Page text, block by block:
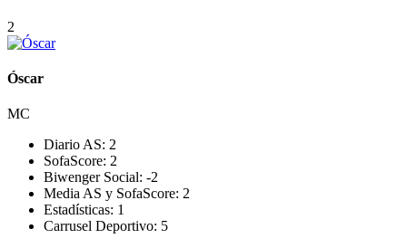
2
Óscar
MC
Diario AS: 2
SofaScore: 2
Biwenger Social: -2
Media AS y SofaScore: 2
Estadísticas: 1
Carrusel Deportivo: 5